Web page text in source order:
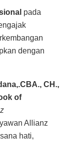
pada
dengan
CH.,
of
Allianz
hati,